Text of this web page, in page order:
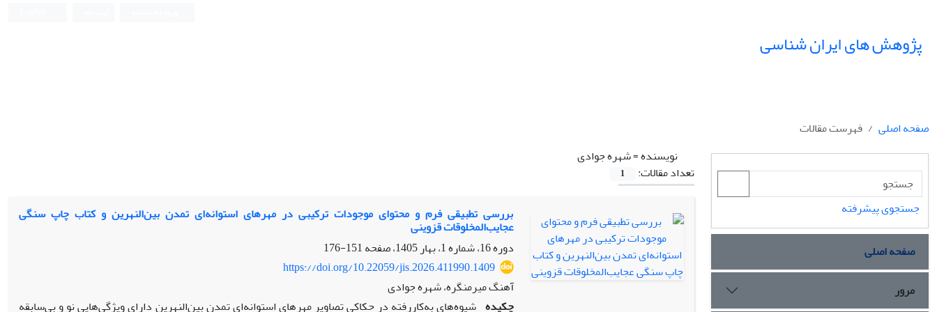
پژوهش های ایران شناسی
صفحه اصلی
فهرست مقالات
نویسنده =شهره جوادی
تعداد مقالات:
1
بررسی تطبیقی فرم و محتوای موجودات ترکیبی در مهرهای استوانه‌ای تمدن بین‌النهرین و کتاب چاپ سنگی
عجایب‌المخلوقات قزوینی
دوره 16، شماره 1، بهار 1405، صفحه
151-176
https://doi.org/10.22059/jis.2026.411990.1409
آهنگ میرمنگره، شهره جوادی
چکیده شیوه‌های به‌کاررفته در حکاکی تصاویر مهرهای استوانه‌ای تمدن بین‌النهرین دارای ویژگی‌هایی نو و بی‌سابقه
جستجوی پیشرفته
صفحه اصلی
مرور